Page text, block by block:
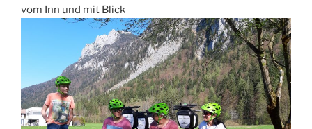
vom Inn und mit Blick